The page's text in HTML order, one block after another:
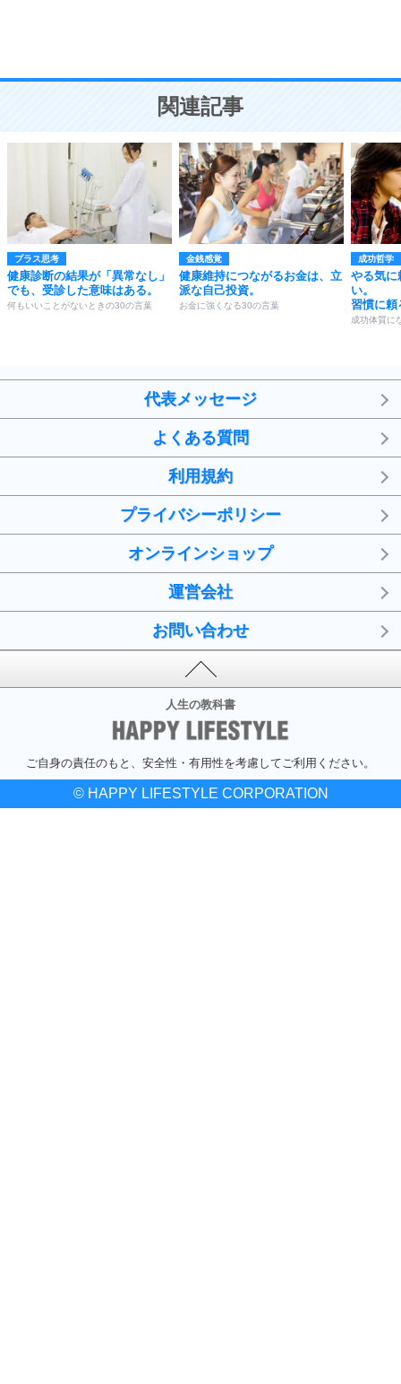
ことが大切。
関連記事
プラス思考
健康診断の結果が「異常なし」
でも、受診した意味はある。
何もいいことがないときの30の言葉
金銭感覚
健康維持につながるお金は、立
派な自己投資。
お金に強くなる30の言葉
成功哲学
やる気に
い。
習慣に頼
成功体質に
代表メッセージ
よくある質問
利用規約
プライバシーポリシー
オンラインショップ
運営会社
お問い合わせ
人生の教科書
ご自身の責任のもと、安全性・有用性を考慮してご利用ください。
© HAPPY LIFESTYLE CORPORATION